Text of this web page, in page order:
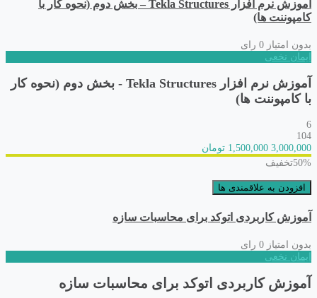
آموزش نرم افزار Tekla Structures – بخش دوم (نحوه کار با
کامپوننت ها)
بدون امتیاز 0 رای
ایمان نخعی
آموزش نرم افزار Tekla Structures - بخش دوم (نحوه کار
با کامپوننت ها)
6
104
3,000,000 1,500,000 تومان
50%تخفیف
افزودن به علاقمندی ها
آموزش کاربردی اتوکد برای محاسبات سازه
بدون امتیاز 0 رای
ایمان نخعی
آموزش کاربردی اتوکد برای محاسبات سازه